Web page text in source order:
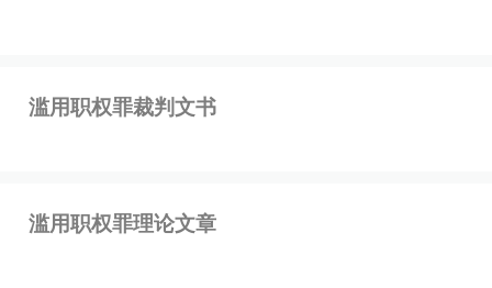
滥用职权罪裁判文书
滥用职权罪理论文章